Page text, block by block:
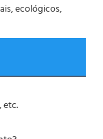
ecológicos,
etc.